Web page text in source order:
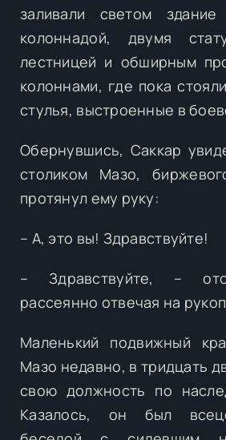
заливали светом
колоннадой, двумя
лестницей и обширным
колоннами, где пока
стулья, выстроенные в
Обернувшись, Саккар
столиком Мазо,
протянул ему руку:
– А, это вы! Здравствуйте!
– Здравствуйте, –
рассеянно отвечая на
Маленький подвижный
Мазо недавно, в тридцать
свою должность по
Казалось, он был